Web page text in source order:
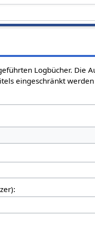
Logbücher. Die
eingeschränkt